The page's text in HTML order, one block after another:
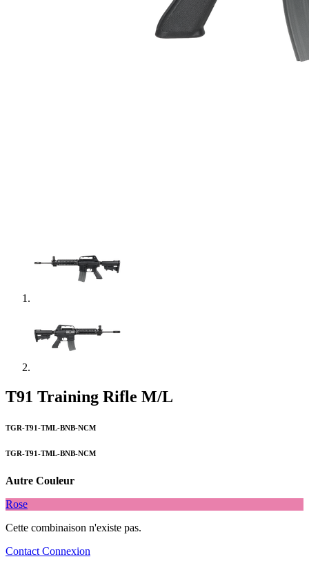
T91 Training Rifle M/L
TGR-T91-TML-BNB-NCM
TGR-T91-TML-BNB-NCM
Autre Couleur
Rose
Cette combinaison n'existe pas.
Contact Connexion